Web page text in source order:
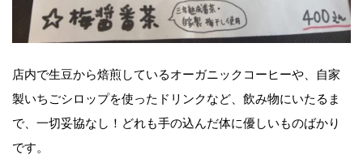
店内で生豆から焙煎しているオーガニックコーヒーや、自家
製いちごシロップを使ったドリンクなど、飲み物にいたるま
で、一切妥協なし！どれも手の込んだ体に優しいものばかり
です。